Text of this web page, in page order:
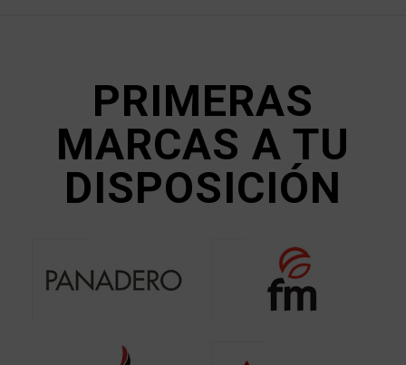
PRIMERAS
MARCAS A TU
DISPOSICIÓN